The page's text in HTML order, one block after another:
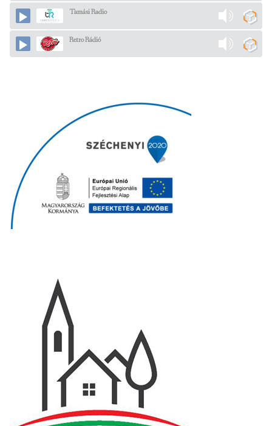
Tamási Radio
Retro Rádió